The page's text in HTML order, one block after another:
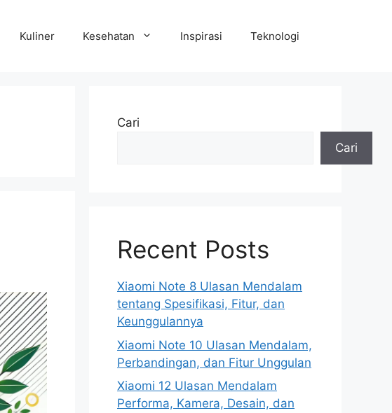
Kuliner Kesehatan Inspirasi Teknologi
Cari
Cari
Recent Posts
Xiaomi Note 8 Ulasan Mendalam
tentang Spesifikasi, Fitur, dan
Keunggulannya
Xiaomi Note 10 Ulasan Mendalam,
Perbandingan, dan Fitur Unggulan
Xiaomi 12 Ulasan Mendalam
Performa, Kamera, Desain, dan